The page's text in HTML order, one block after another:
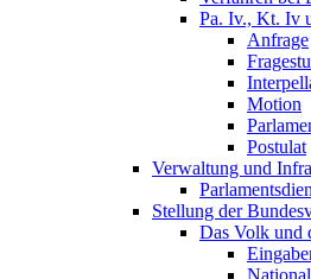
Pa. Iv., Kt. Iv
Anfrage
Motion
Postulat
Verwaltung und
Stellung der
Das Volk und